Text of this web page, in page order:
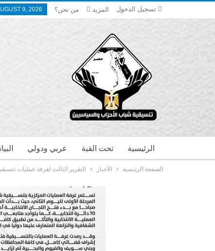
تسجيل الدخول 9, 2026 من نحن؟ المزيد
عربي ودولي تحت القبة الرئيسية
الصفحة الرئيسية الأخبار التقرير الثالث لغرفة عمليات